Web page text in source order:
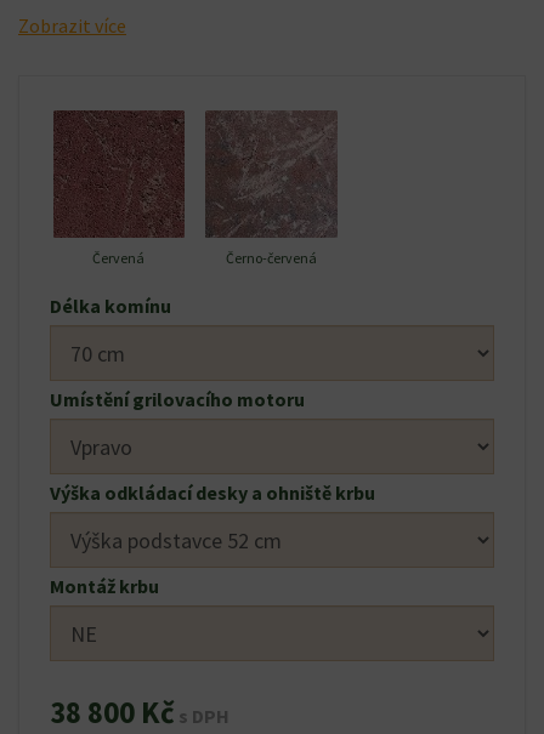
Zobrazit více
Červená Černo-červená
Délka komínu
Umístění grilovacího motoru
Výška odkládací desky a ohniště krbu
Montáž krbu
38 800 Kč s DPH